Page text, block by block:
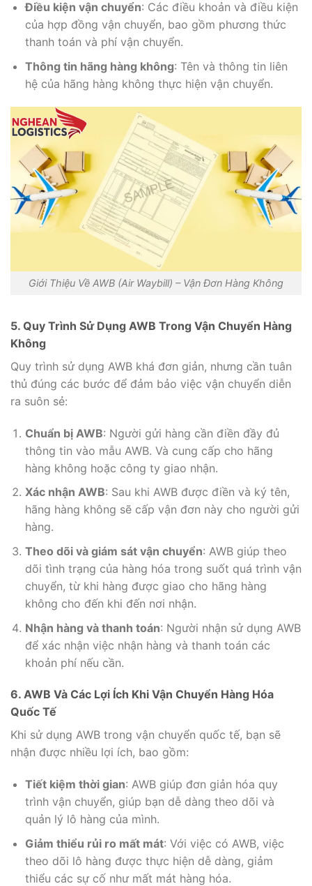
Điều kiện vận chuyển: Các điều khoản và điều kiện
của hợp đồng vận chuyển, bao gồm phương thức
thanh toán và phí vận chuyển.
Thông tin hãng hàng không: Tên và thông tin liên
hệ của hãng hàng không thực hiện vận chuyển.
Giới Thiệu Về AWB (Air Waybill) – Vận Đơn Hàng Không
5. Quy Trình Sử Dụng AWB Trong Vận Chuyển Hàng
Không
Quy trình sử dụng AWB khá đơn giản, nhưng cần tuân
thủ đúng các bước để đảm bảo việc vận chuyển diễn
ra suôn sẻ:
Chuẩn bị AWB: Người gửi hàng cần điền đầy đủ
thông tin vào mẫu AWB. Và cung cấp cho hãng
hàng không hoặc công ty giao nhận.
Xác nhận AWB: Sau khi AWB được điền và ký tên,
hãng hàng không sẽ cấp vận đơn này cho người gửi
hàng.
Theo dõi và giám sát vận chuyển: AWB giúp theo
dõi tình trạng của hàng hóa trong suốt quá trình vận
chuyển, từ khi hàng được giao cho hãng hàng
không cho đến khi đến nơi nhận.
Nhận hàng và thanh toán: Người nhận sử dụng AWB
để xác nhận việc nhận hàng và thanh toán các
khoản phí nếu cần.
6. AWB Và Các Lợi Ích Khi Vận Chuyển Hàng Hóa
Quốc Tế
Khi sử dụng AWB trong vận chuyển quốc tế, bạn sẽ
nhận được nhiều lợi ích, bao gồm:
Tiết kiệm thời gian: AWB giúp đơn giản hóa quy
trình vận chuyển, giúp bạn dễ dàng theo dõi và
quản lý lô hàng của mình.
Giảm thiểu rủi ro mất mát: Với việc có AWB, việc
theo dõi lô hàng được thực hiện dễ dàng, giảm
thiểu các sự cố như mất mát hàng hóa.